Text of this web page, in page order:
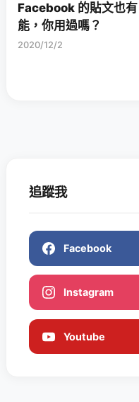
Facebook 的貼文也
能，你用過嗎？
2020/12/2
追蹤我
Facebook
Instagram
Youtube